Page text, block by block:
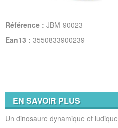
Référence : JBM-90023
Ean13 : 3550833900239
EN SAVOIR PLUS
Un dinosaure dynamique et ludique